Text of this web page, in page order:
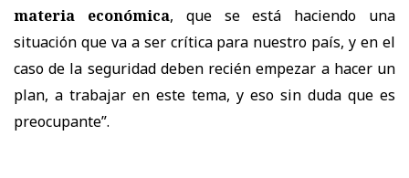
materia económica, que se está haciendo una
situación que va a ser crítica para nuestro país, y en el
caso de la seguridad deben recién empezar a hacer un
plan, a trabajar en este tema, y eso sin duda que es
preocupante”.